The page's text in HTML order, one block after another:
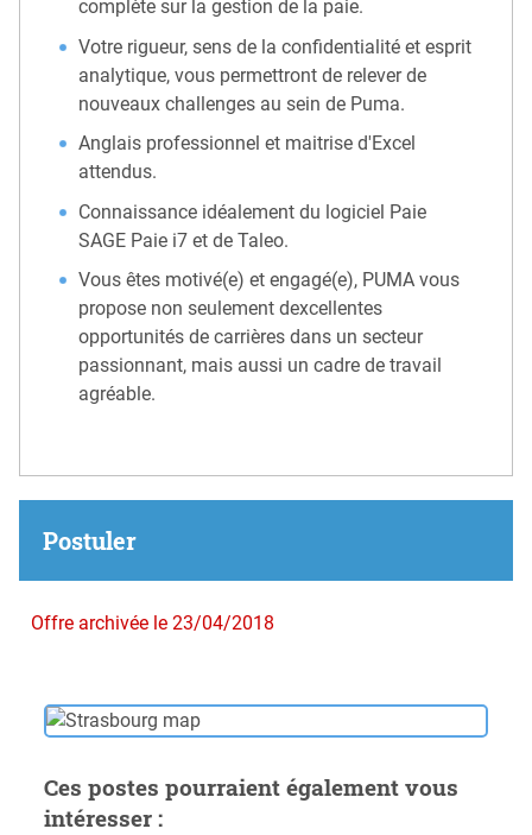
complète sur la gestion de la paie.
Votre rigueur, sens de la confidentialité et esprit
analytique, vous permettront de relever de
nouveaux challenges au sein de Puma.
Anglais professionnel et maitrise d'Excel
attendus.
Connaissance idéalement du logiciel Paie
SAGE Paie i7 et de Taleo.
Vous êtes motivé(e) et engagé(e), PUMA vous
propose non seulement dexcellentes
opportunités de carrières dans un secteur
passionnant, mais aussi un cadre de travail
agréable.
Postuler
Offre archivée le 23/04/2018
Ces postes pourraient également vous
intéresser :